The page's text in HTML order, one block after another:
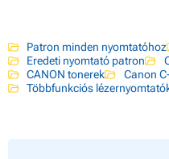
Patron minden nyomtatóhoz
Eredeti nyomtató patron
CANON tonerek
Canon
Többfunkciós